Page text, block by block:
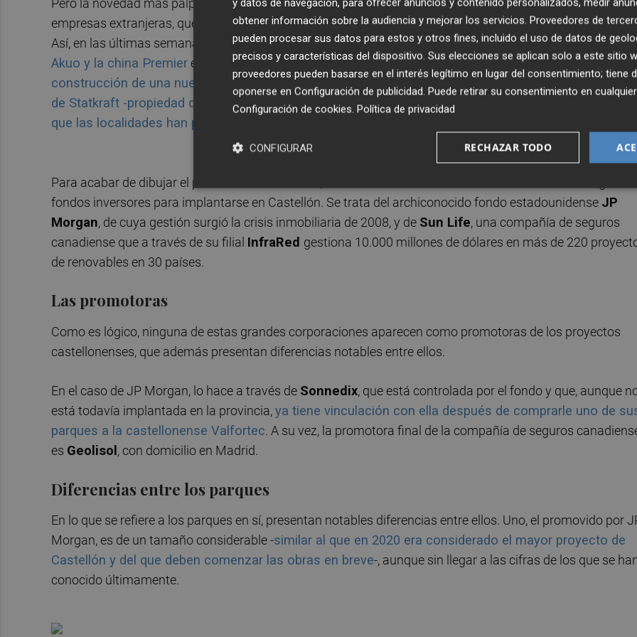
Pero la novedad más palpable está en el intento de aterrizaje en el territorio castellonense de grandes
empresas extranjeras, que hasta ahora no se habían interesado por el desarrollo fotovoltaico en la
Así, en las últimas semanas se ha conocido elmegaparque solar promovido por la compañía francesa
Akuo y la china Premier en les Coves de Vinromà, Cabanes y Benlloc,que conlleva además la
construcción de una nueva línea de Muy Alta Tensión
. Y un par de meses antes se supo de la
intención
de Statkraft -propiedad del Gobierno noruego- de ubicar una gran planta solar en la Vall d'Uixó y Xilxes
que las localidades han puesto en
Para acabar de dibujar el panorama fotovoltaico, recientemente se ha conocido la voluntad de dos grandes
fondos inversores para implantarse en Castellón. Se trata del archiconocido fondo estadounidense JP
Morgan, de cuya gestión surgió la crisis inmobiliaria de 2008, y de Sun Life, una compañía de seguros
canadiense que a través de su filial InfraRed gestiona 10.000 millones de dólares en más de 220
de renovables en 30 países.
Las promotoras
Como es lógico, ninguna de estas grandes corporaciones aparecen como promotoras de los proyectos
castellonenses, que además presentan diferencias notables entre ellos.
En el caso de JP Morgan, lo hace a través de Sonnedix, que está controlada por el fondo y que, aunque
está todavía implantada en la provincia,ya tiene vinculación con ella después de comprarle uno de
parques a la castellonense Valfortec. A su vez, la promotora final de la compañía de seguros
es Geolisol , con domicilio en Madrid.
Diferencias entre los parques
En lo que se refiere a los parques en sí, presentan notables diferencias entre ellos. Uno, el promovido por
Morgan, es de un tamaño considerable -similar al que en 2020 era considerado el mayor proyecto de
Castellón y del que deben comenzar las obras en breve-, aunque sin llegar a las cifras de los que se
conocido últimamente.
obtener información sobre la audiencia y mejorar los servicios. Proveedores de
pueden procesar sus datos para estos y otros fines, incluido el uso de datos de
precisos y características del dispositivo. Sus elecciones se aplican solo a este sitio
proveedores pueden basarse en el interés legítimo en lugar del consentimiento; tiene
oponerse en Configuración de publicidad. Puede retirar su consentimiento en
Configuración de cookies. Política de privacidad
RECHAZAR TODO
CONFIGURAR